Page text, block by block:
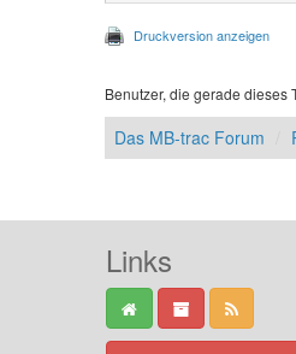
Druckversion anzeigen
Benutzer, die gerade dieses
Das MB-trac Forum
Links